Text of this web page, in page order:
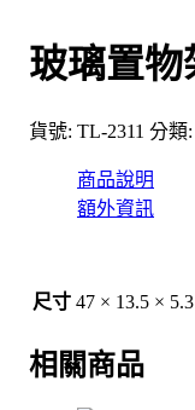
玻璃置物
貨號: TL-2311 分類:
商品說明
額外資訊
尺寸 47 × 13.5 ×
相關商品